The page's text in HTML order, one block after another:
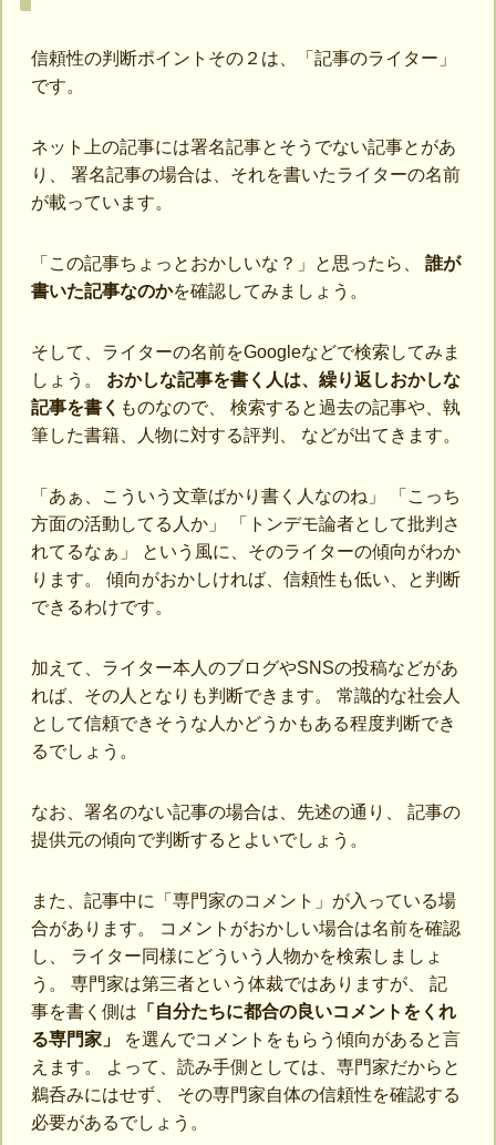
信頼性の判断ポイントその２は、「記事のライター」
です。
ネット上の記事には署名記事とそうでない記事とがあ
り、 署名記事の場合は、それを書いたライターの名前
が載っています。
「この記事ちょっとおかしいな？」と思ったら、誰が
書いた記事なのかを確認してみましょう。
そして、ライターの名前をGoogleなどで検索してみま
しょう。 おかしな記事を書く人は、繰り返しおかしな
記事を書く ものなので、 検索すると過去の記事や、執
筆した書籍、人物に対する評判、 などが出てきます。
「あぁ、こういう文章ばかり書く人なのね」 「こっち
方面の活動してる人か」 「トンデモ論者として批判さ
れてるなぁ」 という風に、そのライターの傾向がわか
ります。 傾向がおかしければ、信頼性も低い、と判断
できるわけです。
加えて、ライター本人のブログやSNSの投稿などがあ
れば、その人となりも判断できます。 常識的な社会人
として信頼できそうな人かどうかもある程度判断でき
るでしょう。
なお、署名のない記事の場合は、先述の通り、 記事の
提供元の傾向で判断するとよいでしょう。
また、記事中に「専門家のコメント」が入っている場
合があります。 コメントがおかしい場合は名前を確認
し、 ライター同様にどういう人物かを検索しましょ
う。 専門家は第三者という体裁ではありますが、 記
事を書く側は 「自分たちに都合の良いコメントをくれ
る専門家」
を選んでコメントをもらう傾向があると言
えます。 よって、読み手側としては、専門家だからと
鵜呑みにはせず、 その専門家自体の信頼性を確認する
必要があるでしょう。